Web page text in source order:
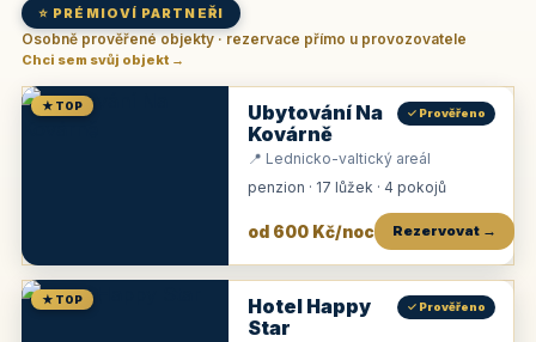
⭐ PRÉMIOVÍ PARTNEŘI
Osobně prověřené objekty · rezervace přímo u provozovatele
Chci sem svůj objekt →
★ TOP
Ubytování Na
Kovárně
✓ Prověřeno
📍 Lednicko-valtický areál
penzion · 17 lůžek · 4 pokojů
od 600 Kč/noc Rezervovat →
★ TOP
Hotel Happy
Star
✓ Prověřeno